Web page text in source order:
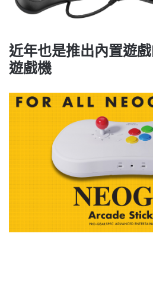
近年也是推出內置遊
遊戲機